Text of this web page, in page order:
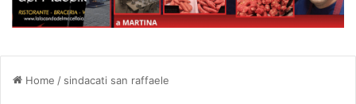
Home / sindacati san raffaele